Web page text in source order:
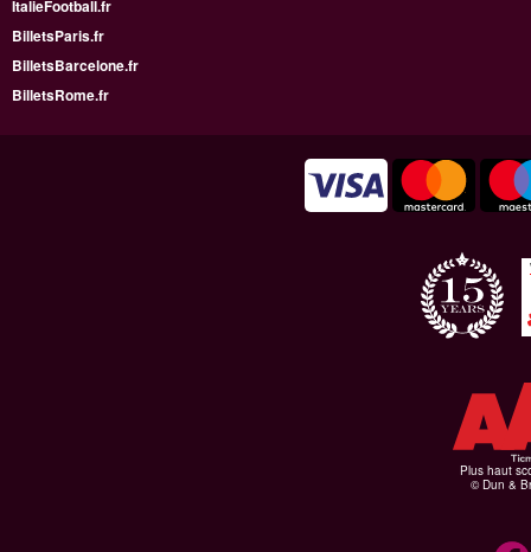
ItalieFootball.fr
BilletsParis.fr
BilletsBarcelone.fr
BilletsRome.fr
Plus haut
© Dun &